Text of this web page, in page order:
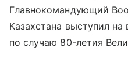
Главнокомандующий
Казахстана выступил
по случаю 80-летия